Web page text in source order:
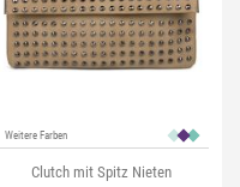
Weitere Farben
Clutch mit Spitz Nieten